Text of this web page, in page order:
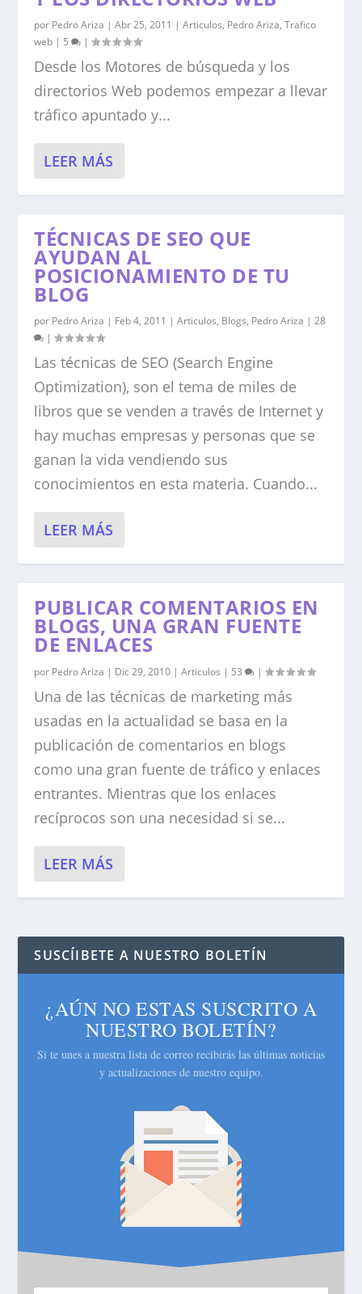
por Pedro Ariza |Abr 25, 2011 |Articulos, Pedro Ariza,Trafico
web | 5 |
Desde los Motores de búsqueda y los
directorios Web podemos empezar a llevar
tráfico apuntado y...
LEER MÁS
TÉCNICAS DE SEO QUE
AYUDAN AL
POSICIONAMIENTO DE TU
BLOG
por Pedro Ariza | Feb 4, 2011 |Articulos, Blogs, Pedro Ariza |28
|
Las técnicas de SEO (Search Engine
Optimization), son el tema de miles de
libros que se venden a través de Internet y
hay muchas empresas y personas que se
ganan la vida vendiendo sus
conocimientos en esta materia. Cuando...
LEER MÁS
PUBLICAR COMENTARIOS EN
BLOGS, UNA GRAN FUENTE
DE ENLACES
por Pedro Ariza | Dic 29, 2010 |Articulos | 53 |
Una de las técnicas de marketing más
usadas en la actualidad se basa en la
publicación de comentarios en blogs
como una gran fuente de tráfico y enlaces
entrantes. Mientras que los enlaces
recíprocos son una necesidad si se...
LEER MÁS
SUSCÍIBETE A NUESTRO BOLETÍN
¿AÚN NO ESTAS SUSCRITO A
NUESTRO BOLETÍN?
Si te unes a nuestra lista de correo recibirás las últimas noticias
y actualizaciones de nuestro equipo.